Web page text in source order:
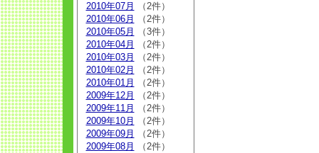
2010年07月
（2件）
2010年06月
（2件）
2010年05月
（3件）
2010年04月
（2件）
2010年03月
（2件）
2010年02月
（2件）
2010年01月
（2件）
2009年12月
（2件）
2009年11月
（2件）
2009年10月
（2件）
2009年09月
（2件）
2009年08月
（2件）